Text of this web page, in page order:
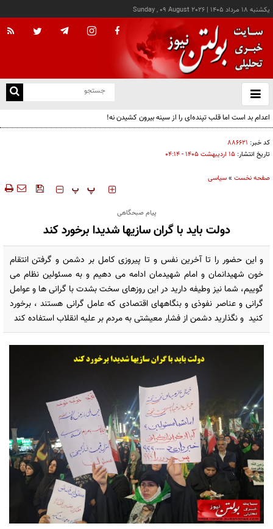
يکشنبه ۱۸ مرداد ۱۴۰۵ |
Sunday , 09 August 2026
باز
و
اعدام بد است اما قلب تپنده‌ای را از سینه بیرون کشیدن نه!
کد خبر: ۸۸۶۶۲۱
تاریخ انتشار: ۱۵ ارديبهشت ۱۴۰۵ - ۰۴:۱۴
صفحه نخست »سیاسی
‍‍‍ پ پ
پیام صبحگاهی
دولت باید با گران سازیها شدیدا برخورد کند
و این حضور را تا آخرین نفس و تا پیروزی کامل بر دشمن و گرفتن انتقام
خون شهیدانمان و امام شهیدمان ادامه می دهیم و به مسئولین نظام می
گوییم، شما نیز وطیفه دارید در این روزهای سخت بشدت با گرانی ها و عوامل
گرانی و عناصر نفوذی و بنگاههای اقتصادی که عامل گرانی هستند ، برخورد
کنید و نگذارید دشمن از فشار معیشتی به مردم بر علیه انقلاب استفاده کند